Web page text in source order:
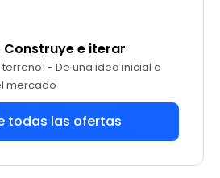
Construye e iterar
- De una idea inicial a
mercado
todas las ofertas